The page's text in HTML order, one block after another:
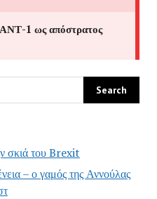
σκιά του Brexit
– ο γαμός της Αννούλας